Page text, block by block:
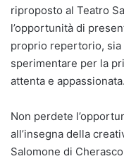
riproposto al Teatro
l’opportunità di
proprio repertorio,
sperimentare per la
attenta e appassionata.
Non perdete
all’insegna della
Salomone di